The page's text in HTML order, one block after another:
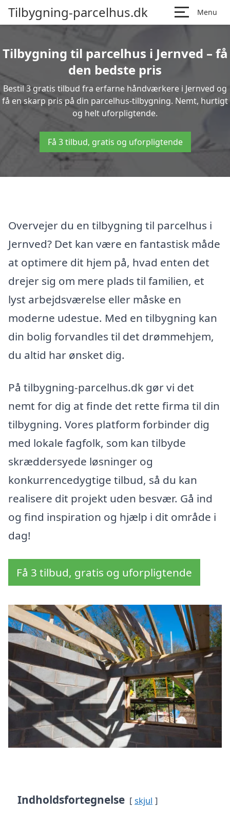
Tilbygning-parcelhus.dk Menu
Tilbygning til parcelhus i Jernved – få
den bedste pris
Bestil 3 gratis tilbud fra erfarne håndværkere i Jernved og
få en skarp pris på din parcelhus-tilbygning. Nemt, hurtigt
og helt uforpligtende.
Få 3 tilbud, gratis og uforpligtende
Overvejer du en tilbygning til parcelhus i
Jernved? Det kan være en fantastisk måde
at optimere dit hjem på, hvad enten det
drejer sig om mere plads til familien, et
lyst arbejdsværelse eller måske en
moderne udestue. Med en tilbygning kan
din bolig forvandles til det drømmehjem,
du altid har ønsket dig.
På tilbygning-parcelhus.dk gør vi det
nemt for dig at finde det rette firma til din
tilbygning. Vores platform forbinder dig
med lokale fagfolk, som kan tilbyde
skræddersyede løsninger og
konkurrencedygtige tilbud, så du kan
realisere dit projekt uden besvær. Gå ind
og find inspiration og hjælp i dit område i
dag!
Få 3 tilbud, gratis og uforpligtende
Indholdsfortegnelse skjul